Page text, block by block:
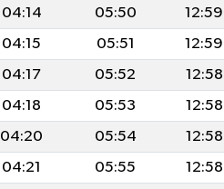
04:14 05:50 12:59
04:15 05:51 12:59
04:17 05:52 12:58
04:18 05:53 12:58
04:20 05:54 12:58
04:21 05:55 12:58